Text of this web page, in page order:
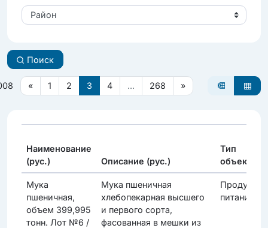
Район
Поиск
« 1 2 3 4 ... 268 »
Наименование
(рус.)
Описание (рус.)
Тип
объекта
Мука
пшеничная,
объем 399,995
тонн. Лот №6 /
Мука пшеничная
хлебопекарная высшего
и первого сорта,
фасованная в мешки из
Продукты
питания